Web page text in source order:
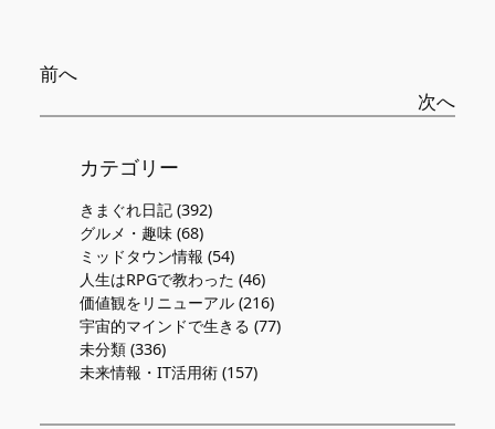
前へ
次へ
カテゴリー
きまぐれ日記(392)
グルメ・趣味(68)
ミッドタウン情報 (54)
人生はRPGで教わった (46)
価値観をリニューアル(216)
宇宙的マインドで生きる (77)
未分類(336)
未来情報・IT活用術(157)